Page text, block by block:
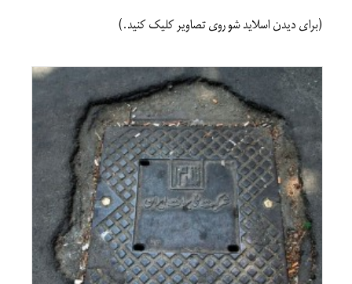
(برای دیدن اسلاید شو روی تصاویر کلیک کنید.)